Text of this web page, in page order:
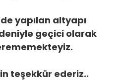
yapılan altyapı
geçici olarak
teşekkür ederiz..